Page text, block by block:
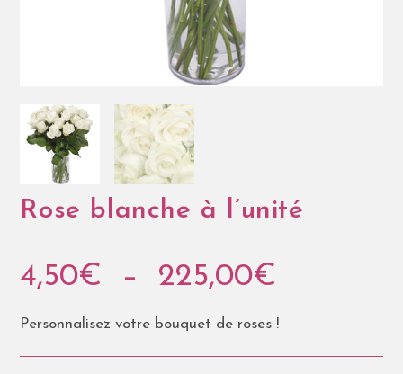
Rose blanche à l’unité
4,50€ – 225,00€
Personnalisez votre bouquet de roses !